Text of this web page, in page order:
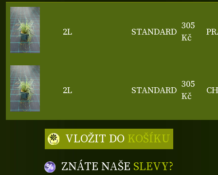
2L STANDARD
305
Kč
2L STANDARD
305
Kč
ZNÁTE NAŠE SLEVY?
VLOŽIT DO KOŠÍKU